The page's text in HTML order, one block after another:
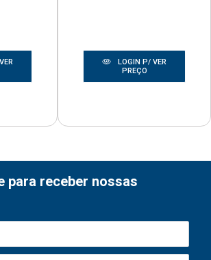
LOGIN P/ VER
PREÇO
para receber nossas